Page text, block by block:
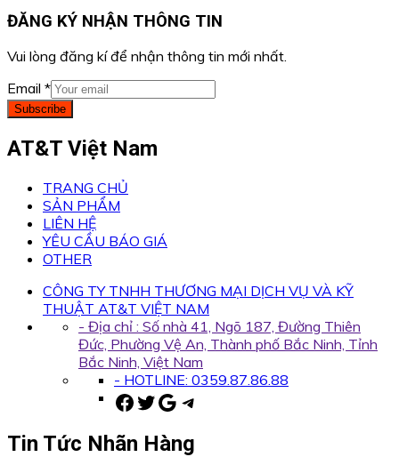
ĐĂNG KÝ NHẬN THÔNG TIN
Vui lòng đăng kí để nhận thông tin mới nhất.
Email *
Subscribe
AT&T Việt Nam
TRANG CHỦ
SẢN PHẨM
LIÊN HỆ
YÊU CẦU BÁO GIÁ
OTHER
CÔNG TY TNHH THƯƠNG MẠI DỊCH VỤ VÀ KỸ
THUẬT AT&T VIỆT NAM
- Địa chỉ : Số nhà 41, Ngõ 187, Đường Thiên
Đức, Phường Vệ An, Thành phố Bắc Ninh, Tỉnh
Bắc Ninh, Việt Nam
- HOTLINE: 0359.87.86.88
Facebook
Twitter
Google
Telegram
Tin Tức Nhãn Hàng